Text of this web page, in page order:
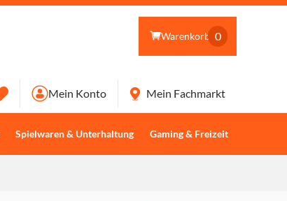
Warenkorb 0
Spielwaren & Unterhaltung Gaming & Freizeit
Mein Konto Mein Fachmarkt